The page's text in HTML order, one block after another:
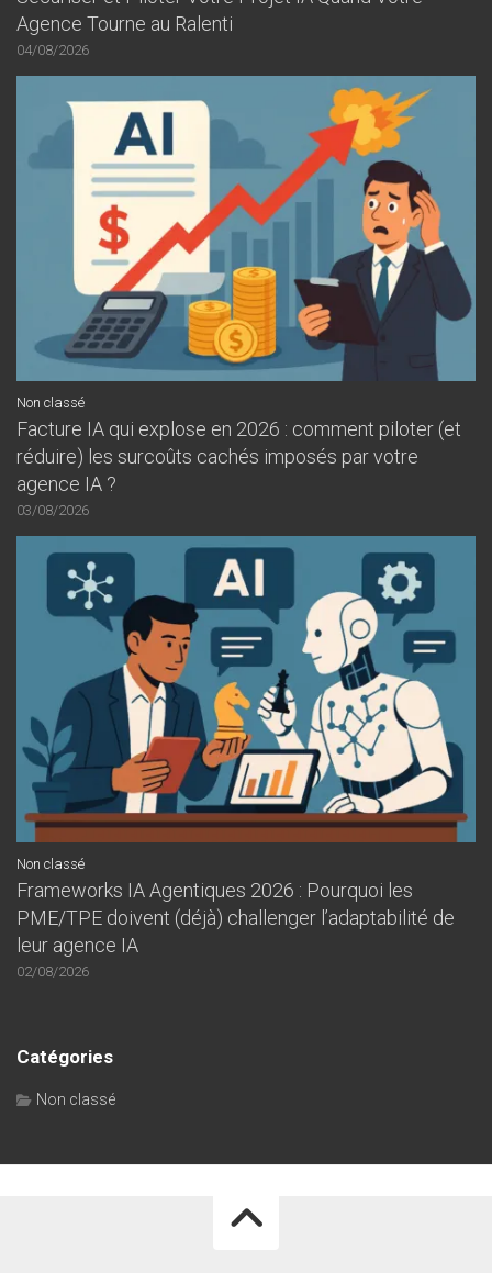
Agence Tourne au Ralenti
04/08/2026
Non classé
Facture IA qui explose en 2026 : comment piloter (et
réduire) les surcoûts cachés imposés par votre
agence IA ?
03/08/2026
Non classé
Frameworks IA Agentiques 2026 : Pourquoi les
PME/TPE doivent (déjà) challenger l’adaptabilité de
leur agence IA
02/08/2026
Catégories
Non classé